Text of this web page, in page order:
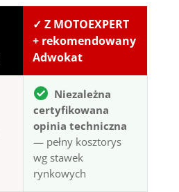
✓ Z MOTOEXPERT
+ rekomendowany
Adwokat
Niezależna
certyfikowana
opinia techniczna
— pełny kosztorys
wg stawek
rynkowych